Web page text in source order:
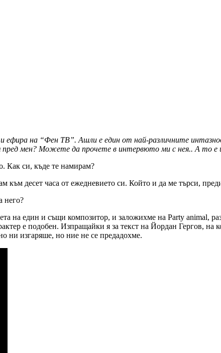
на “Фен ТВ”. Ашли е един от най-различните
пред мен? Можете да прочете в интервюто ми с нея.. А то е
Как си, къде те намирам?
десет часа от ежедневието си. Който и да ме търси,
него?
на един и същи композитор, и заложихме на Party animal,
е подобен. Изпращайки я за текст на Йордан Гергов, на
ни изгаряше, но ние не се предадохме.